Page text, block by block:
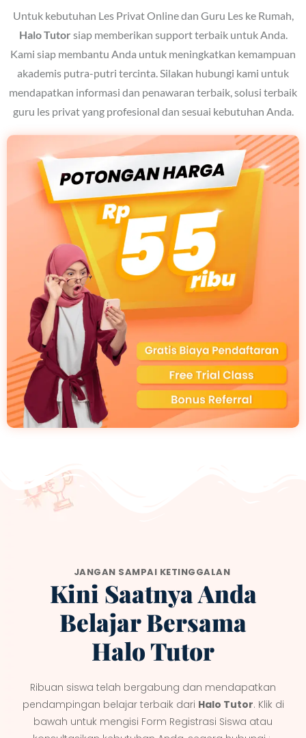
Untuk kebutuhan Les Privat Online dan Guru Les ke Rumah,
Halo Tutor siap memberikan support terbaik untuk Anda.
Kami siap membantu Anda untuk meningkatkan kemampuan
akademis putra-putri tercinta. Silakan hubungi kami untuk
mendapatkan informasi dan penawaran terbaik, solusi terbaik
guru les privat yang profesional dan sesuai kebutuhan Anda.
JANGAN SAMPAI KETINGGALAN
Kini Saatnya Anda
Belajar Bersama
Halo Tutor
Ribuan siswa telah bergabung dan mendapatkan
pendampingan belajar terbaik dari Halo Tutor. Klik di
bawah untuk mengisi Form Registrasi Siswa atau